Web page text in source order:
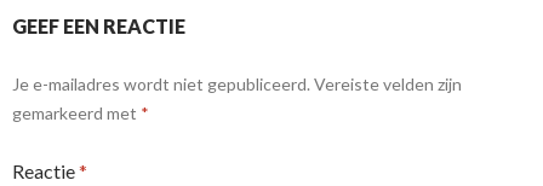
GEEF EEN REACTIE
Je e-mailadres wordt niet gepubliceerd. Vereiste velden zijn
gemarkeerd met *
Reactie*